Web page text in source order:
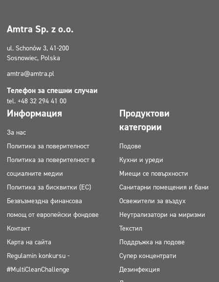
Amtra Sp. z o.o.
ul. Schonów 3, 41-200
Sosnowiec, Polska
amtra@amtra.pl
Телефон за спешни случаи
tel. +48 32 294 41 00
Информация
За нас
Политика за поверителност
Политика за поверителност в
социалните медии
Политика за бисквитки (ЕС)
Безвъзмездна финансова
помощ от европейски фондове
Контакт
Карта на сайта
Regulamin konkursu -
#MultiCleanChallenge
Продуктови
категории
Подове
Кухни и уреди
Миещи се повърхности
Санитарни помещения и бани
Освежители за въздух
Неутрализатори на миризми
Текстил
Поддръжка на подове
Супер концентрати
Дезинфекция